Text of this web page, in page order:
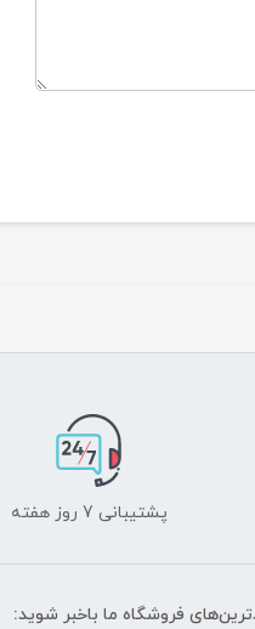
پشتیبانی 7 روز هفته
فروشگاه ما باخبر شوید: